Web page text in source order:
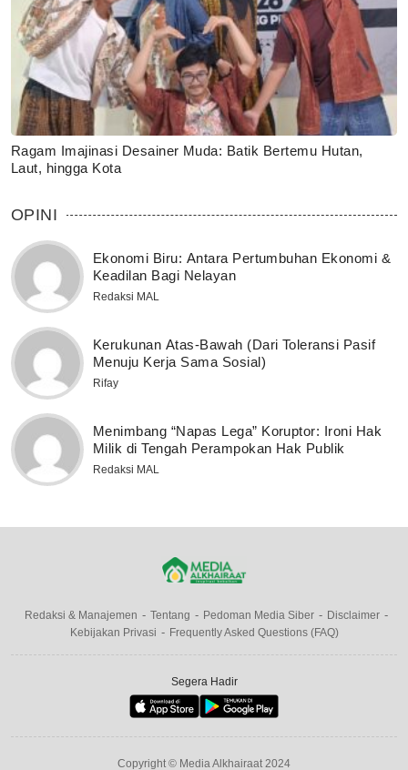
Ragam Imajinasi Desainer Muda: Batik Bertemu Hutan,
Laut, hingga Kota
OPINI
Ekonomi Biru: Antara Pertumbuhan Ekonomi &
Keadilan Bagi Nelayan
Redaksi MAL
Kerukunan Atas-Bawah (Dari Toleransi Pasif
Menuju Kerja Sama Sosial)
Rifay
Menimbang “Napas Lega” Koruptor: Ironi Hak
Milik di Tengah Perampokan Hak Publik
Redaksi MAL
Redaksi & Manajemen Tentang Pedoman Media Siber
Disclaimer
Kebijakan Privasi
Frequently Asked Questions (FAQ)
Segera Hadir
Copyright © Media Alkhairaat 2024